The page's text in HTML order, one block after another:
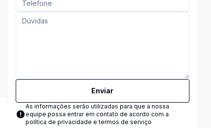
Enviar
As informações serão utilizadas para que a nossa
equipe possa entrar em contato de acordo com a
política de privacidade e termos de serviço